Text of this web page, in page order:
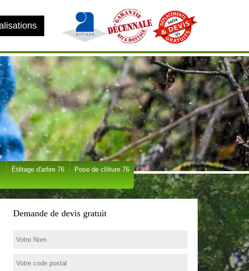
Étêtage d'arbre 76 Pose de clôture 76
Demande de devis gratuit